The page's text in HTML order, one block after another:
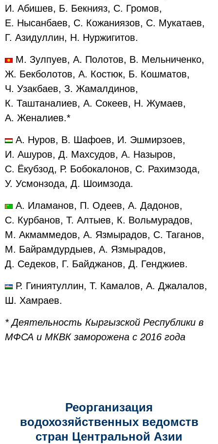
И. Абишев, Б. Бекнияз, С. Громов,
Е. Нысанбаев, С. Кожаниязов, С. Мукатаев,
Г. Азидуллин, Н. Нуржигитов.
М. Зулпуев, А. Полотов, В. Мельниченко,
Ж. Бекболотов, А. Костюк, Б. Кошматов,
Ч. Узакбаев, З. Жамалдинов,
К. Таштаналиев, А. Сокеев, Н. Жумаев,
А. Женалиев.*
А. Нуров, В. Шафоев, И. Эшмирзоев,
И. Ашуров, Д. Махсудов, А. Назыров,
С. Ёкубзод, Р. Бобокалонов, С. Рахимзода,
У. Усмонзода, Д. Шоимзода.
А. Иламанов, П. Одеев, А. Дадонов,
С. Курбанов, Т. Алтыев, К. Вольмурадов,
М. Акмаммедов, А. Язмырадов, С. Таганов,
М. Байрамдурдыев, А. Язмырадов,
Д. Седеков, Г. Байджанов, Д. Генджиев.
Р. Гиниятуллин, Т. Камалов, А. Джалалов,
Ш. Хамраев.
* Деятельность Кыргызской Республики в
МФСА и МКВК заморожена с 2016 года
Реорганизация
водохозяйственных ведомств
стран Центральной Азии